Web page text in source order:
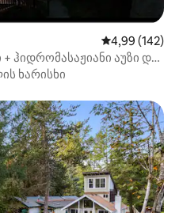
საშუალო
4,99 (142)
ჰიდრომასაჟიანი აუზი და
ხარისხი
ვარიანტი